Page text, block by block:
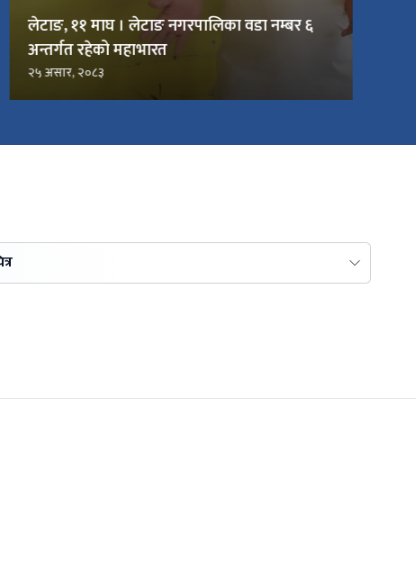
लेटाङ, ११ माघ । लेटाङ नगरपालिका वडा नम्बर ६
अन्तर्गत रहेको महाभारत
२५ असार, २०८३